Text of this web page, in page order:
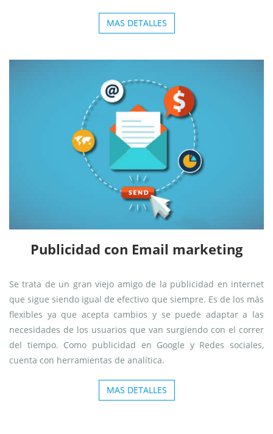
MAS DETALLES
Publicidad con Email marketing
Se trata de un gran viejo amigo de la publicidad en internet
que sigue siendo igual de efectivo que siempre. Es de los más
flexibles ya que acepta cambios y se puede adaptar a las
necesidades de los usuarios que van surgiendo con el correr
del tiempo. Como publicidad en Google y Redes sociales,
cuenta con herramientas de analítica.
MAS DETALLES